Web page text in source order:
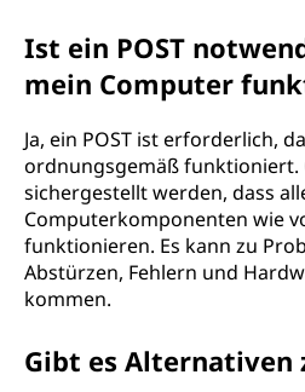
Ist ein POST
mein Computer
Ja, ein POST ist erforderlich,
ordnungsgemäß funktioniert.
sichergestellt werden, dass
Computerkomponenten wie
funktionieren. Es kann zu
Abstürzen, Fehlern und
kommen.
Gibt es Alternativen